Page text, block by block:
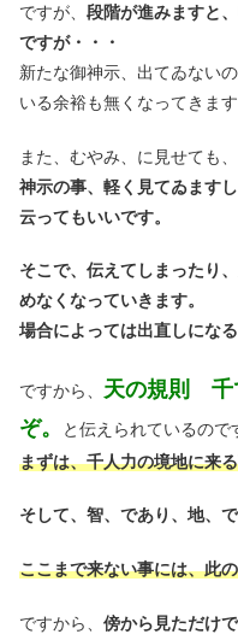
ですが、 段階が進みますと
ですが・・・
新たな御神示、出てゐない
いる余裕も無くなってきます
また、むやみ、に見せても、
神示の事、軽く見てゐます
云ってもいいです。
そこで、伝えてしまったり
めなくなっていきます。
場合によっては出直しになる
ですから、 天の規則 千
ぞ。
と伝えられているので
まずは、千人力の境地に来
そして、智、であり、地、
ここまで来ない事には、此
ですから、 傍から見ただけ